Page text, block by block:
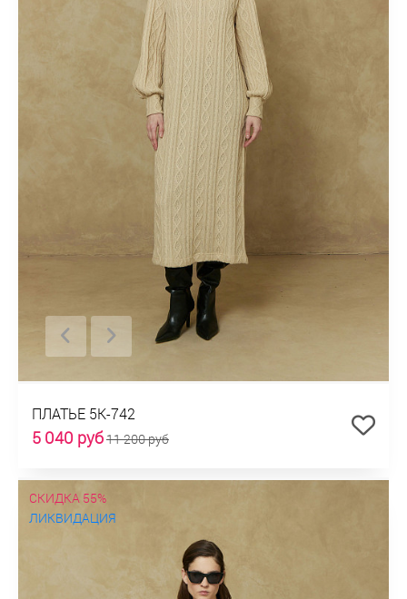
ПЛАТЬЕ 5К-742
5 040 руб11 200 руб
СКИДКА 55%
ЛИКВИДАЦИЯ